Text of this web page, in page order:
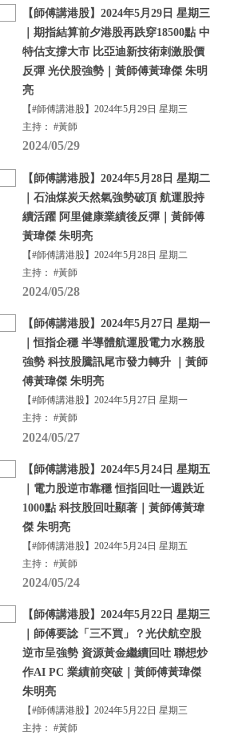
【師傅講港股】2024年5月29日 星期三
｜期指結算前夕港股再跌穿18500點 中
特估支撐大市 比亞迪新技術刺激股價
反彈 光伏股強勢｜黃師傅黃瑋傑 朱明
亮
【#師傅講港股】2024年5月29日 星期三
主持： #黃師
2024/05/29
【師傅講港股】2024年5月28日 星期二
｜石油煤炭天然氣強勢破頂 航運股持
續活躍 阿里健康業績後反彈｜黃師傅
黃瑋傑 朱明亮
【#師傅講港股】2024年5月28日 星期二
主持： #黃師
2024/05/28
【師傅講港股】2024年5月27日 星期一
｜恒指企穩 半導體航運股電力水務股
強勢 科技股騰訊尾市發力轉升 ｜黃師
傅黃瑋傑 朱明亮
【#師傅講港股】2024年5月27日 星期一
主持： #黃師
2024/05/27
【師傅講港股】2024年5月24日 星期五
｜電力股逆市靠穩 恒指回吐一週跌近
1000點 科技股回吐顯著｜黃師傅黃瑋
傑 朱明亮
【#師傅講港股】2024年5月24日 星期五
主持： #黃師
2024/05/24
【師傅講港股】2024年5月22日 星期三
｜師傅要諗「三不買」？光伏航空股
逆市呈強勢 資源黃金繼續回吐 聯想炒
作AI PC 業績前突破｜黃師傅黃瑋傑
朱明亮
【#師傅講港股】2024年5月22日 星期三
主持： #黃師